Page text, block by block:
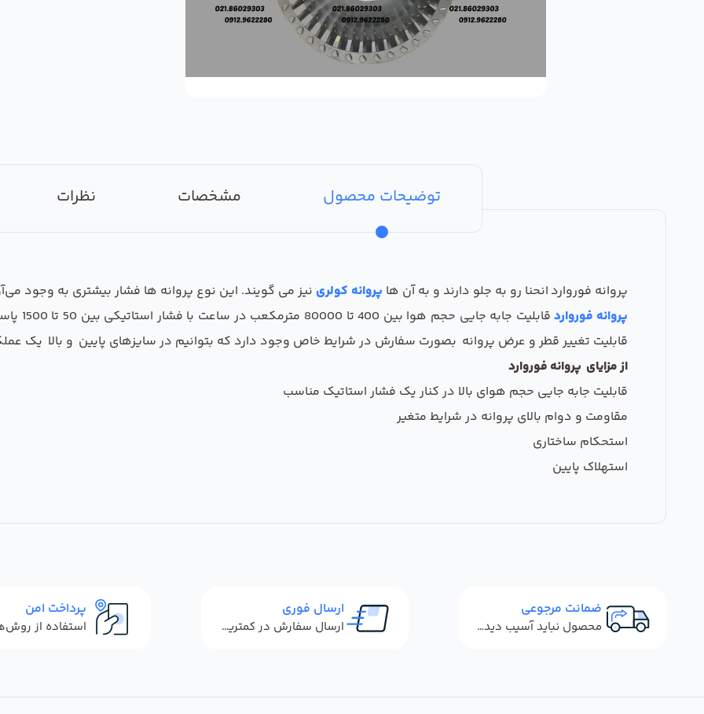
توضیحات محصول مشخصات نظرات
پروانه فوروارد انحنا رو به جلو دارند و به آن ها پروانه کولری نیز می گویند. این نوع پروانه ها فشار بیشتری به وجود
پروانه فوروارد
قابلیت
قابلیت تغییر قطر و عرض پروانه بصورت سفارش در شرایط خاص وجود دارد که بتوانیم در سایزهای پایین و بالا یک
از مزایای پروانه فوروارد
قابلیت جابه جایی حجم هوای بالا در کنار یک فشار استاتیک مناسب
مقاومت و دوام بالای پروانه در شرایط متغیر
استحکام ساختاری
استهلاک پایین
ضمانت مرجوعی
محصول نباید آسیب دیده باشد
ارسال فوری
ارسال سفارش در کمترین زمان ممکن
پرداخت امن